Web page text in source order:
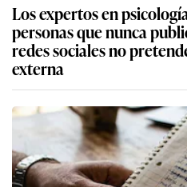
Los expertos en
personas que nunca
redes sociales no
externa